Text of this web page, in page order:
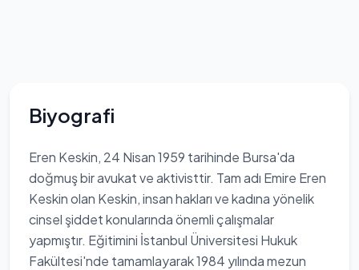
Biyografi
Eren Keskin, 24 Nisan 1959 tarihinde Bursa'da
doğmuş bir avukat ve aktivisttir. Tam adı Emire Eren
Keskin olan Keskin, insan hakları ve kadına yönelik
cinsel şiddet konularında önemli çalışmalar
yapmıştır. Eğitimini İstanbul Üniversitesi Hukuk
Fakültesi'nde tamamlayarak 1984 yılında mezun